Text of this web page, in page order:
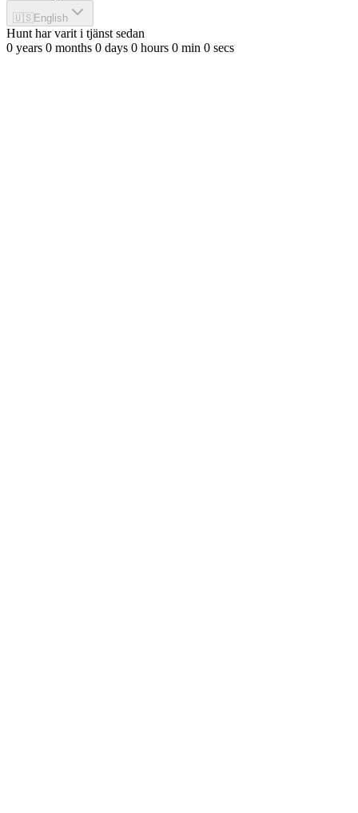
🇺🇸 English
Hunt har varit i tjänst sedan
0 years 0 months 0 days 0 hours 0 min 0 secs